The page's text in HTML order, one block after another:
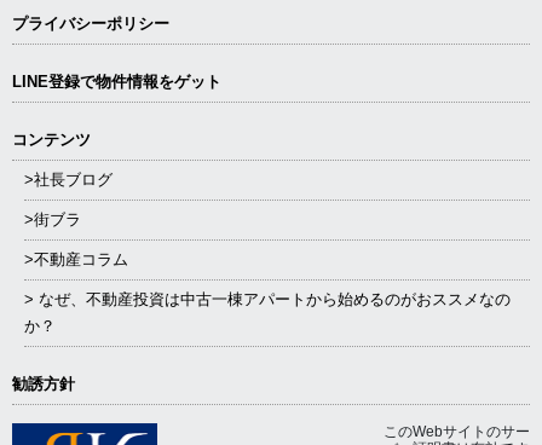
プライバシーポリシー
LINE登録で物件情報をゲット
コンテンツ
>社長ブログ
>街ブラ
>不動産コラム
> なぜ、不動産投資は中古一棟アパートから始めるのがおススメなの
か？
勧誘方針
このWebサイトのサー